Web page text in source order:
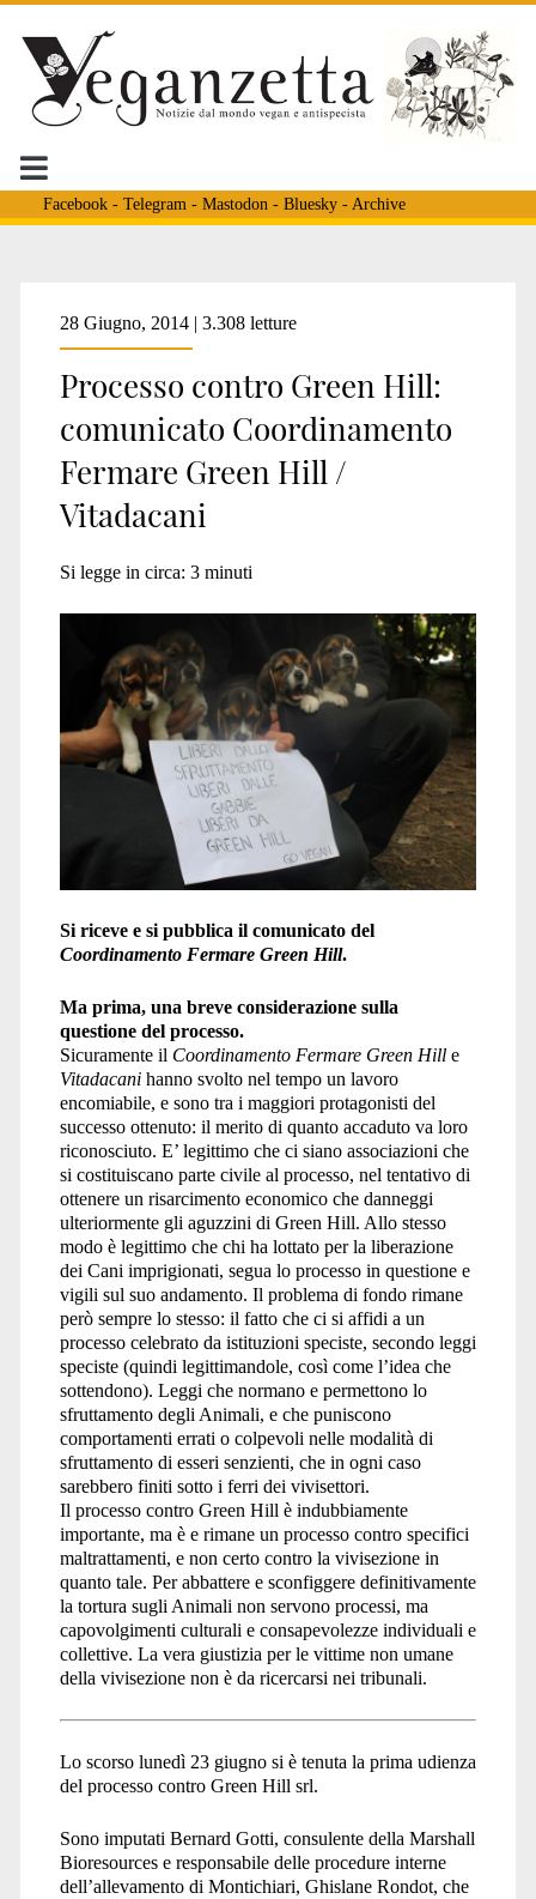
Facebook- Telegram - Mastodon - Bluesky- Archive
Tag:
<span>Bernard
Gotti</span>
28 Giugno, 2014 | 3.308 letture
Processo contro Green Hill:
comunicato Coordinamento
Fermare Green Hill /
Vitadacani
Si legge in circa: 3 minuti
Si riceve e si pubblica il comunicato del
Coordinamento Fermare Green Hill.
Ma prima, una breve considerazione sulla
questione del processo.
Sicuramente il Coordinamento Fermare Green Hille
Vitadacanihanno svolto nel tempo un lavoro
encomiabile, e sono tra i maggiori protagonisti del
successo ottenuto: il merito di quanto accaduto va loro
riconosciuto. E’ legittimo che ci siano associazioni che
si costituiscano parte civile al processo, nel tentativo di
ottenere un risarcimento economico che danneggi
ulteriormente gli aguzzini di Green Hill. Allo stesso
modo è legittimo che chi ha lottato per la liberazione
dei Cani imprigionati, segua lo processo in questione e
vigili sul suo andamento. Il problema di fondo rimane
però sempre lo stesso: il fatto che ci si affidi a un
processo celebrato da istituzioni speciste, secondo leggi
speciste (quindi legittimandole, così come l’idea che
sottendono). Leggi che normano e permettono lo
sfruttamento degli Animali, e che puniscono
comportamenti errati o colpevoli nelle modalità di
sfruttamento di esseri senzienti, che in ogni caso
sarebbero finiti sotto i ferri dei vivisettori.
Il processo contro Green Hill è indubbiamente
importante, ma è e rimane un processo contro specifici
maltrattamenti, e non certo contro la vivisezione in
quanto tale. Per abbattere e sconfiggere definitivamente
la tortura sugli Animali non servono processi, ma
capovolgimenti culturali e consapevolezze individuali e
collettive. La vera giustizia per le vittime non umane
della vivisezione non è da ricercarsi nei tribunali.
Lo scorso lunedì 23 giugno si è tenuta la prima udienza
del processo contro Green Hill srl.
Sono imputati Bernard Gotti, consulente della Marshall
Bioresources e responsabile delle procedure interne
dell’allevamento di Montichiari, Ghislane Rondot, che